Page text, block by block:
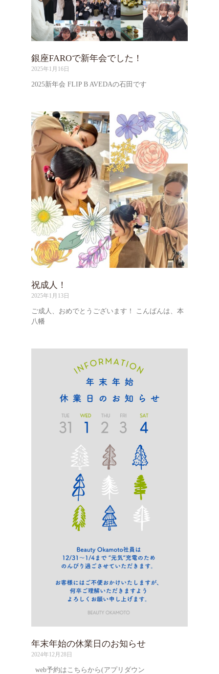
銀座FAROで新年会でした！
2025年1月16日
2025新年会 FLIP B AVEDAの石田です
祝成人！
2025年1月13日
ご成人、おめでとうございます！ こんばんは、本
八幡
年末年始の休業日のお知らせ
2024年12月28日
web予約はこちらから(アプリダウン